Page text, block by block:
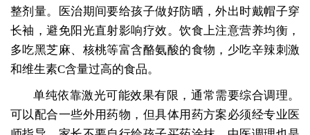
整剂量。医治期间要给孩子做好防晒，外出时戴帽子穿
长袖，避免阳光直射影响疗效。饮食上注意营养均衡，
多吃黑芝麻、核桃等富含酪氨酸的食物，少吃辛辣刺激
和维生素C含量过高的食品。
单纯依靠激光可能效果有限，通常需要综合调理。
可以配合一些外用药物，但具体用药方案必须经专业医